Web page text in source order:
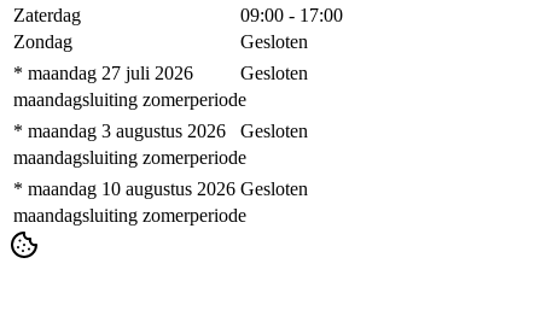
Zaterdag
09:00 - 17:00
Zondag
Gesloten
* maandag 27 juli 2026
Gesloten
maandagsluiting zomerperiode
* maandag 3 augustus 2026
Gesloten
maandagsluiting zomerperiode
* maandag 10 augustus 2026 Gesloten
maandagsluiting zomerperiode